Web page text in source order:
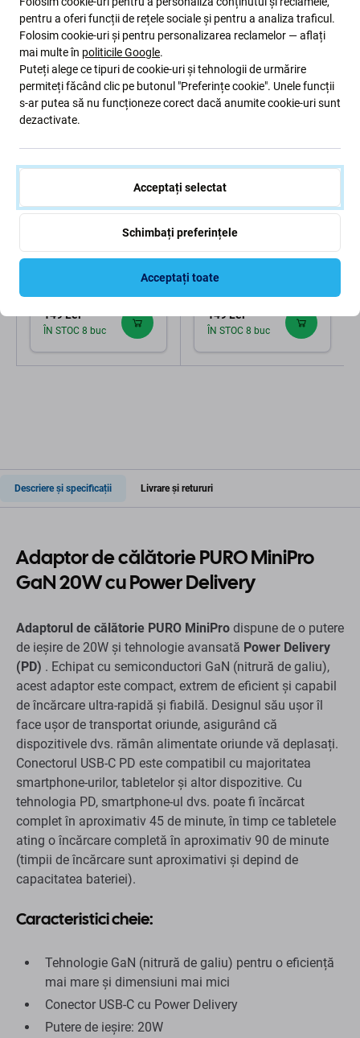
High-contrast mode
Clienții cumpără și ei
PURO - Adaptor de
încărcare MiniPro USB-C,
149 Lei
ÎN STOC 8 buc
PURO - Adaptor de
încărcare MiniPro USB-C,
149 Lei
ÎN STOC 8 buc
Descriere și specificații Livrare și retururi
Adaptor de călătorie PURO MiniPro
GaN 20W cu Power Delivery
Adaptorul de călătorie PURO MiniPro dispune de o putere
de ieșire de 20W și tehnologie avansată Power Delivery
(PD) . Echipat cu semiconductori GaN (nitrură de galiu),
acest adaptor este compact, extrem de eficient și capabil
de încărcare ultra-rapidă și fiabilă. Designul său ușor îl
face ușor de transportat oriunde, asigurând că
dispozitivele dvs. rămân alimentate oriunde vă deplasați.
Conectorul USB-C PD este compatibil cu majoritatea
smartphone-urilor, tabletelor și altor dispozitive. Cu
tehnologia PD, smartphone-ul dvs. poate fi încărcat
complet în aproximativ 45 de minute, în timp ce tabletele
ating o încărcare completă în aproximativ 90 de minute
(timpii de încărcare sunt aproximativi și depind de
capacitatea bateriei).
Caracteristici cheie:
Tehnologie GaN (nitrură de galiu) pentru o eficiență
mai mare și dimensiuni mai mici
Conector USB-C cu Power Delivery
Putere de ieșire: 20W
pentru a oferi funcții de rețele sociale și pentru a analiza traficul.
Folosim cookie-uri și pentru personalizarea reclamelor — aflați
mai multe în politicile Google.
Puteți alege ce tipuri de cookie-uri și tehnologii de urmărire
permiteți făcând clic pe butonul "Preferințe cookie". Unele funcții
s-ar putea să nu funcționeze corect dacă anumite cookie-uri sunt
dezactivate.
Acceptați selectat
Schimbați preferințele
Acceptați toate